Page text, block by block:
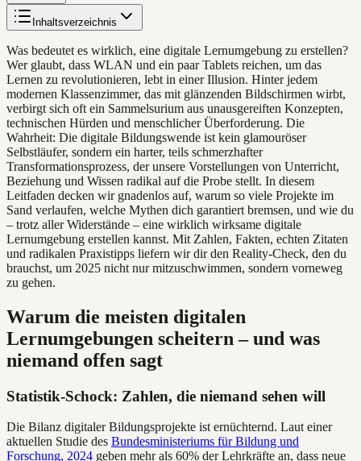
Inhaltsverzeichnis
Was bedeutet es wirklich, eine digitale Lernumgebung zu erstellen?
Wer glaubt, dass WLAN und ein paar Tablets reichen, um das
Lernen zu revolutionieren, lebt in einer Illusion. Hinter jedem
modernen Klassenzimmer, das mit glänzenden Bildschirmen wirbt,
verbirgt sich oft ein Sammelsurium aus unausgereiften Konzepten,
technischen Hürden und menschlicher Überforderung. Die
Wahrheit: Die digitale Bildungswende ist kein glamouröser
Selbstläufer, sondern ein harter, teils schmerzhafter
Transformationsprozess, der unsere Vorstellungen von Unterricht,
Beziehung und Wissen radikal auf die Probe stellt. In diesem
Leitfaden decken wir gnadenlos auf, warum so viele Projekte im
Sand verlaufen, welche Mythen dich garantiert bremsen, und wie du
– trotz aller Widerstände – eine wirklich wirksame digitale
Lernumgebung erstellen kannst. Mit Zahlen, Fakten, echten Zitaten
und radikalen Praxistipps liefern wir dir den Reality-Check, den du
brauchst, um 2025 nicht nur mitzuschwimmen, sondern vorneweg
zu gehen.
Warum die meisten digitalen
Lernumgebungen scheitern – und was
niemand offen sagt
Statistik-Schock: Zahlen, die niemand sehen will
Die Bilanz digitaler Bildungsprojekte ist ernüchternd. Laut einer
aktuellen Studie des Bundesministeriums für Bildung und
Forschung, 2024 geben mehr als 60% der Lehrkräfte an, dass neue